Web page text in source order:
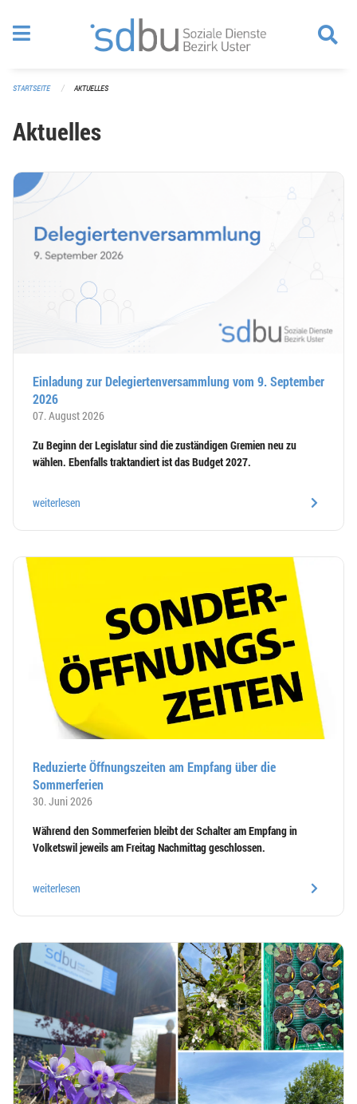
STARTSEITE AKTUELLES
Aktuelles
Einladung zur Delegiertenversammlung vom 9. September
2026
07. August 2026
Zu Beginn der Legislatur sind die zuständigen Gremien neu zu
wählen. Ebenfalls traktandiert ist das Budget 2027.
weiterlesen
Reduzierte Öffnungszeiten am Empfang über die
Sommerferien
30. Juni 2026
Während den Sommerferien bleibt der Schalter am Empfang in
Volketswil jeweils am Freitag Nachmittag geschlossen.
weiterlesen